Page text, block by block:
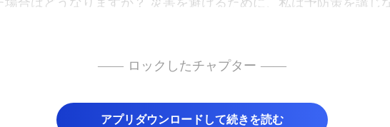
必要があります。 彼を見つけるまで休むことはできません。 そう
—— ロックしたチャプター ——
アプリダウンロードして続きを読む